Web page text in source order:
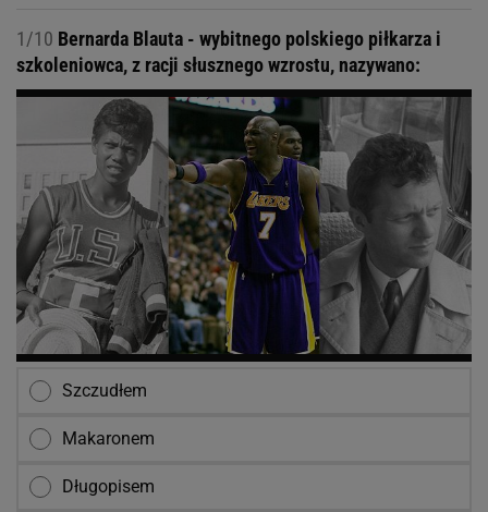
1/10 Bernarda Blauta - wybitnego polskiego piłkarza i
szkoleniowca, z racji słusznego wzrostu, nazywano:
Szczudłem
Makaronem
Długopisem